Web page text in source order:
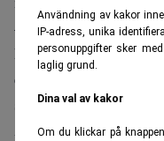
Användning av kakor
IP-adress, unika
personuppgifter sker
laglig grund.
Dina val av kakor
Om du klickar på
– Kina behöver
konkurrenskraftiga
ekonomiska tillväxt och
säger Mark Qiu, till
Avtalet följer av ett